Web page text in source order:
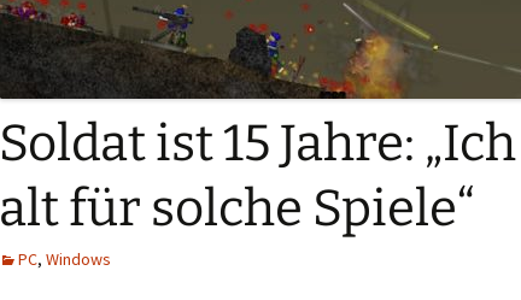
Soldat ist 15 Jahre:
alt für solche Spiele“
PC, Windows